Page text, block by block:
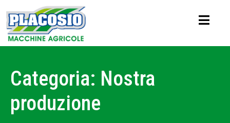
Categoria: Nostra
produzione